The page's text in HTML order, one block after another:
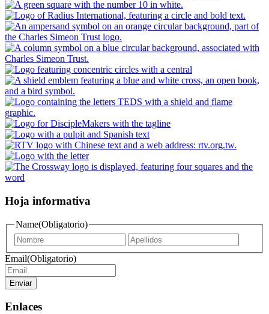
Hoja informativa
Name(Obligatorio)
First
name
name
Email(Obligatorio)
Enviar
Enlaces